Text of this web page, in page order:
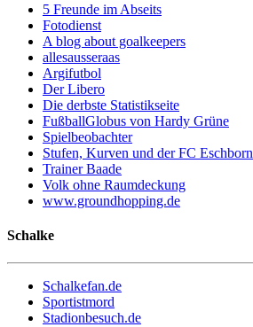
5 Freunde im Abseits
Fotodienst
A blog about goalkeepers
allesausseraas
Argifutbol
Der Libero
Die derbste Statistikseite
FußballGlobus von Hardy Grüne
Spielbeobachter
Stufen, Kurven und der FC Eschborn
Trainer Baade
Volk ohne Raumdeckung
www.groundhopping.de
Schalke
Schalkefan.de
Sportistmord
Stadionbesuch.de